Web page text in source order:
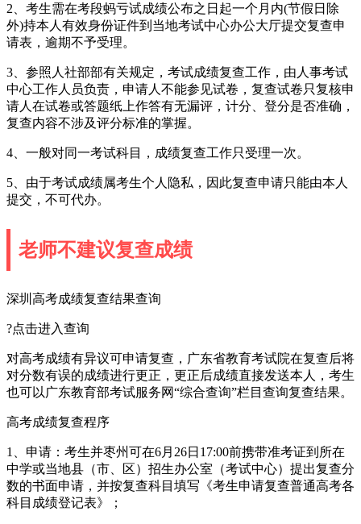
2、考生需在考段蚂亏试成绩公布之日起一个月内(节假日除
外)持本人有效身份证件到当地考试中心办公大厅提交复查申
请表，逾期不予受理。
3、参照人社部部有关规定，考试成绩复查工作，由人事考试
中心工作人员负责，申请人不能参见试卷，复查试卷只复核申
请人在试卷或答题纸上作答有无漏评，计分、登分是否准确，
复查内容不涉及评分标准的掌握。
4、一般对同一考试科目，成绩复查工作只受理一次。
5、由于考试成绩属考生个人隐私，因此复查申请只能由本人
提交，不可代办。
老师不建议复查成绩
深圳高考成绩复查结果查询
?点击进入查询
对高考成绩有异议可申请复查，广东省教育考试院在复查后将
对分数有误的成绩进行更正，更正后成绩直接发送本人，考生
也可以广东教育部考试服务网“综合查询”栏目查询复查结果。
高考成绩复查程序
1、申请：考生并枣州可在6月26日17:00前携带准考证到所在
中学或当地县（市、区）招生办公室（考试中心）提出复查分
数的书面申请，并按复查科目填写《考生申请复查普通高考各
科目成绩登记表》；